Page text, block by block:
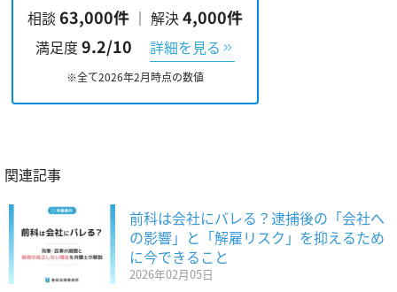
相談 63,000件 ｜ 解決4,000件
満足度 9.2/10 詳細を見る
※全て2026年2月時点の数値
関連記事
前科は会社にバレる？逮捕後の「会社へ
の影響」と「解雇リスク」を抑えるため
に今できること
2026年02月05日